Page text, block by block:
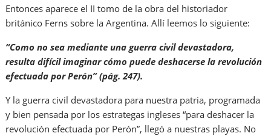
Entonces aparece el II tomo de la obra del historiador
británico Ferns sobre la Argentina. Allí leemos lo siguiente:
“Como no sea mediante una guerra civil devastadora,
resulta difícil imaginar cómo puede deshacerse la revolución
efectuada por Perón” (pág. 247).
Y la guerra civil devastadora para nuestra patria, programada
y bien pensada por los estrategas ingleses “para deshacer la
revolución efectuada por Perón”, llegó a nuestras playas. No